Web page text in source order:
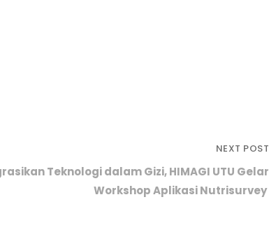
NEXT POST
Teknologi dalam Gizi, HIMAGI UTU Gelar
Workshop Aplikasi Nutrisurvey